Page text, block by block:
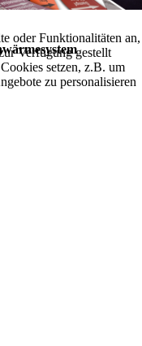
oder Funktionalitäten an,
Verfügung gestellt
setzen, z.B. um
zu personalisieren